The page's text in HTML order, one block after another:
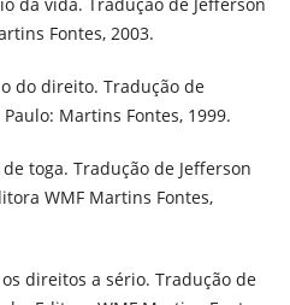
Fontes, 2003.
do direito. Tradução de
Martins Fontes, 1999.
toga. Tradução de Jefferson
WMF Martins Fontes,
os direitos a sério. Tradução de